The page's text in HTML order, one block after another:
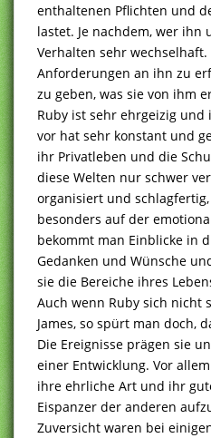
enthaltenen Pflichten und
lastet. Je nachdem, wer ihn
Verhalten sehr
Anforderungen an ihn zu
zu geben, was sie von ihm
Ruby ist sehr ehrgeizig und
vor hat sehr konstant und
ihr Privatleben und die
diese Welten nur schwer
organisiert und
besonders auf der
bekommt man Einblicke in
Gedanken und Wünsche
sie die Bereiche ihres
Auch wenn Ruby sich nicht
James, so spürt man doch,
Die Ereignisse prägen sie
einer Entwicklung. Vor
ihre ehrliche Art und ihr
Eispanzer der anderen
Zuversicht waren bei